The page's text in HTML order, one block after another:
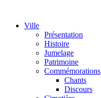
Ville
Présentation
Histoire
Jumelage
Patrimoine
Commémorations
Chants
Discours